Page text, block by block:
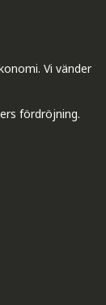
Vi vänder
fördröjning.